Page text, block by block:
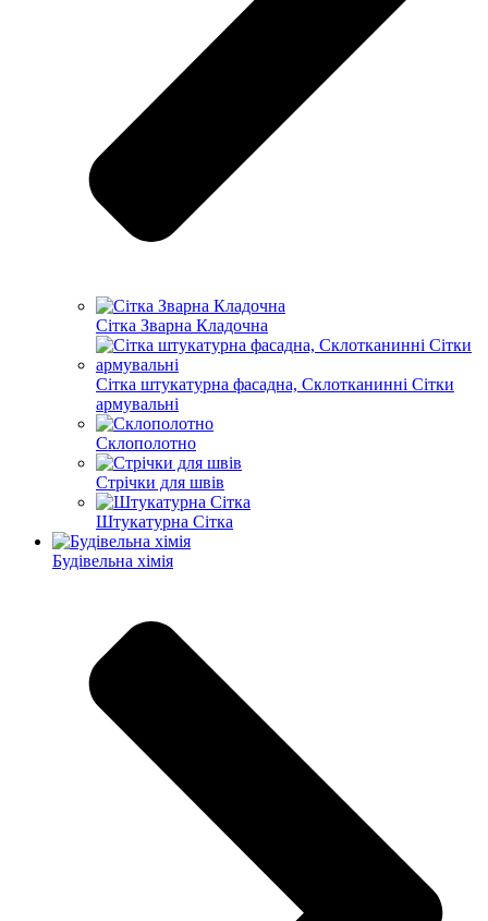
Сітка Зварна Кладочна
Сітка штукатурна фасадна, Склотканинні Сітки
армувальні
Склополотно
Стрічки для швів
Штукатурна Сітка
Будівельна хімія